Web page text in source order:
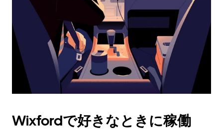
を
選
択
す。
ン
Wixfordで好きなときに稼働